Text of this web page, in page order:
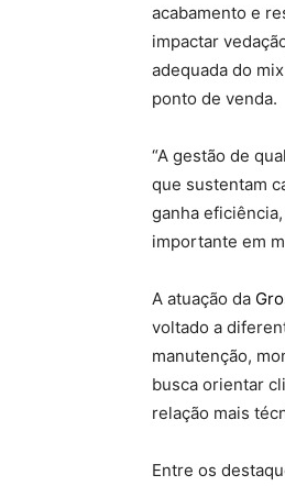
acabamento e
impactar
adequada do
ponto de venda.
“A gestão de
que sustentam
ganha
importante em
A atuação da
voltado a
manutenção,
busca orientar
relação mais
Entre os